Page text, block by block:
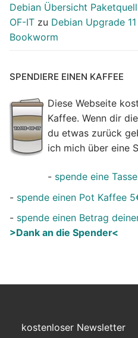
Debian Übersicht
OF-IT zu Debian Upgrade
Bookworm
SPENDIERE EINEN KAFFEE
Diese Webseite
Kaffee. Wenn dir
du etwas zurück
ich mich über eine
- spende eine
- spende einen Pot Kaffee
- spende einen Betrag
>Dank an die Spender<
kostenloser Newsletter